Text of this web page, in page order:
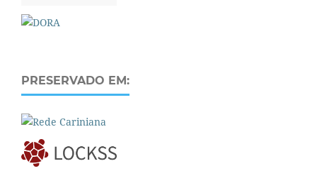
PRESERVADO EM: